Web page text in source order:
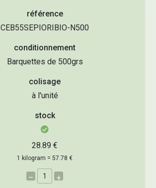
référence
CEB55SEPIORIBIO-N500
conditionnement
Barquettes de 500grs
colisage
à l'unité
stock
28.89 €
1 kilogram = 57.78 €
– +